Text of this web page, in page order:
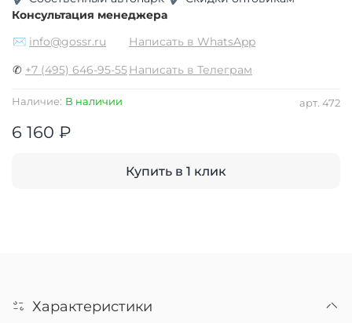
арт. 472
Наличие: В наличии
6 160 ₽
Купить в 1 клик
Консультация менеджера
✉ info@gossr.ru
Написать в WhatsApp
✆ +7 (495) 646-95-55Написать в Телеграм
Характеристики